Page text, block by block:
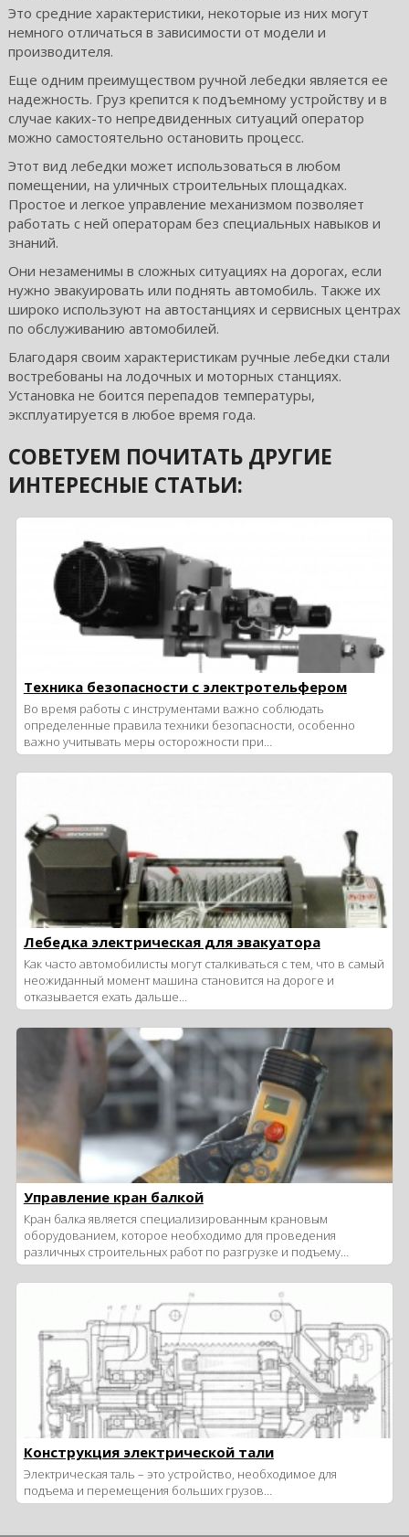
Это средние характеристики, некоторые из них могут
немного отличаться в зависимости от модели и
производителя.
Еще одним преимуществом ручной лебедки является ее
надежность. Груз крепится к подъемному устройству и в
случае каких-то непредвиденных ситуаций оператор
можно самостоятельно остановить процесс.
Этот вид лебедки может использоваться в любом
помещении, на уличных строительных площадках.
Простое и легкое управление механизмом позволяет
работать с ней операторам без специальных навыков и
знаний.
Они незаменимы в сложных ситуациях на дорогах, если
нужно эвакуировать или поднять автомобиль. Также их
широко используют на автостанциях и сервисных центрах
по обслуживанию автомобилей.
Благодаря своим характеристикам ручные лебедки стали
востребованы на лодочных и моторных станциях.
Установка не боится перепадов температуры,
эксплуатируется в любое время года.
СОВЕТУЕМ ПОЧИТАТЬ ДРУГИЕ
ИНТЕРЕСНЫЕ СТАТЬИ:
Техника безопасности с электротельфером
Во время работы с инструментами важно соблюдать
определенные правила техники безопасности, особенно
важно учитывать меры осторожности при…
Лебедка электрическая для эвакуатора
Как часто автомобилисты могут сталкиваться с тем, что в самый
неожиданный момент машина становится на дороге и
отказывается ехать дальше…
Управление кран балкой
Кран балка является специализированным крановым
оборудованием, которое необходимо для проведения
различных строительных работ по разгрузке и подъему…
Конструкция электрической тали
Электрическая таль – это устройство, необходимое для
подъема и перемещения больших грузов…